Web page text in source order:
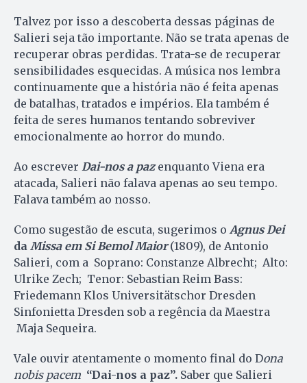
Talvez por isso a descoberta dessas páginas de
Salieri seja tão importante. Não se trata apenas de
recuperar obras perdidas. Trata-se de recuperar
sensibilidades esquecidas. A música nos lembra
continuamente que a história não é feita apenas
de batalhas, tratados e impérios. Ela também é
feita de seres humanos tentando sobreviver
emocionalmente ao horror do mundo.
Ao escrever Dai-nos a paz enquanto Viena era
atacada, Salieri não falava apenas ao seu tempo.
Falava também ao nosso.
Como sugestão de escuta, sugerimos o Agnus Dei
da Missa em Si Bemol Maior(1809), de Antonio
Salieri, com a Soprano: Constanze Albrecht; Alto:
Ulrike Zech; Tenor: Sebastian Reim Bass:
Friedemann Klos Universitätschor Dresden
Sinfonietta Dresden sob a regência da Maestra
Maja Sequeira.
Vale ouvir atentamente o momento final do Dona
nobis pacem “Dai-nos a paz”. Saber que Salieri